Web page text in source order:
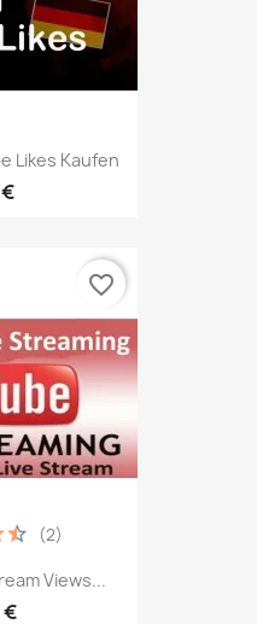
Likes Kaufen
Views...
€
(2)
favorite_border